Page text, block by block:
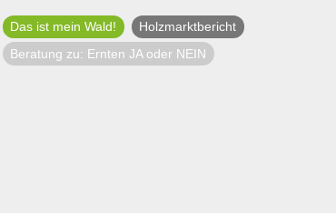
Das ist mein Wald!
Holzmarktbericht
Beratung zu: Ernten JA oder NEIN